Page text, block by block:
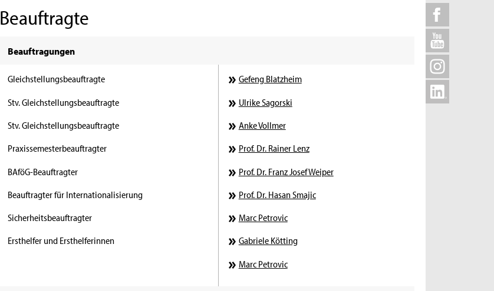
Beauftragte
Beauftragungen
Gleichstellungsbeauftragte
Stv. Gleichstellungsbeauftragte
Stv. Gleichstellungsbeauftragte
Praxissemesterbeauftragter
BAföG-Beauftragter
Beauftragter für Internationalisierung
Sicherheitsbeauftragter
Ersthelfer und Ersthelferinnen
Gefeng Blatzheim
Ulrike Sagorski
Anke Vollmer
Prof. Dr. Rainer Lenz
Prof. Dr. Franz Josef Weiper
Prof. Dr. Hasan Smajic
Marc Petrovic
Gabriele Kötting
Marc Petrovic